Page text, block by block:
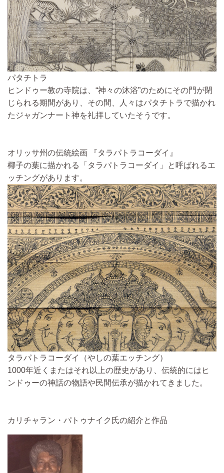
パタチトラ
ヒンドゥー教の寺院は、“神々の沐浴”のためにその門が閉
じられる期間があり、その間、人々はパタチトラで描かれ
たジャガンナート神を礼拝していたそうです。
オリッサ州の伝統絵画 『タラパトラコーダイ』
椰子の葉に描かれる「タラパトラコーダイ」と呼ばれるエ
ッチングがあります。
タラパトラコーダイ（やしの葉エッチング）
1000年近くまたはそれ以上の歴史があり、伝統的にはヒ
ンドゥーの神話の物語や民間伝承が描かれてきました。
カリチャラン・パトゥナイク氏の紹介と作品